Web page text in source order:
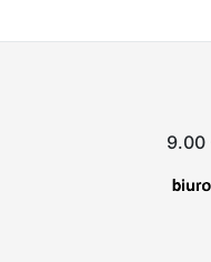
9.00